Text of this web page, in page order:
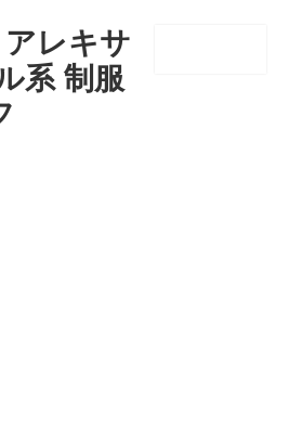
レキサ
系 制服